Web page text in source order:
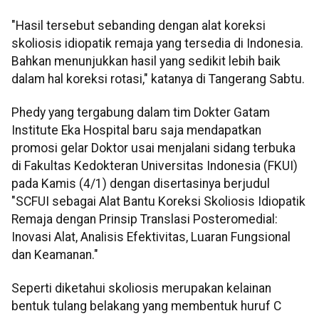
"Hasil tersebut sebanding dengan alat koreksi
skoliosis idiopatik remaja yang tersedia di Indonesia.
Bahkan menunjukkan hasil yang sedikit lebih baik
dalam hal koreksi rotasi," katanya di Tangerang Sabtu.
Phedy yang tergabung dalam tim Dokter Gatam
Institute Eka Hospital baru saja mendapatkan
promosi gelar Doktor usai menjalani sidang terbuka
di Fakultas Kedokteran Universitas Indonesia (FKUI)
pada Kamis (4/1) dengan disertasinya berjudul
"SCFUI sebagai Alat Bantu Koreksi Skoliosis Idiopatik
Remaja dengan Prinsip Translasi Posteromedial:
Inovasi Alat, Analisis Efektivitas, Luaran Fungsional
dan Keamanan."
Seperti diketahui skoliosis merupakan kelainan
bentuk tulang belakang yang membentuk huruf C